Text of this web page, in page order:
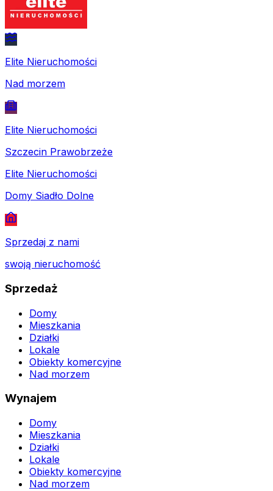
Elite Nieruchomości
Nad morzem
Elite Nieruchomości
Szczecin Prawobrzeże
Elite Nieruchomości
Domy Siadło Dolne
Sprzedaj z nami
swoją nieruchomość
Sprzedaż
Domy
Mieszkania
Działki
Lokale
Obiekty komercyjne
Nad morzem
Wynajem
Domy
Mieszkania
Działki
Lokale
Obiekty komercyjne
Nad morzem